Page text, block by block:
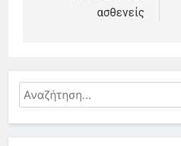
ασθενείς
Αναζήτηση
για:5
Το αντίο